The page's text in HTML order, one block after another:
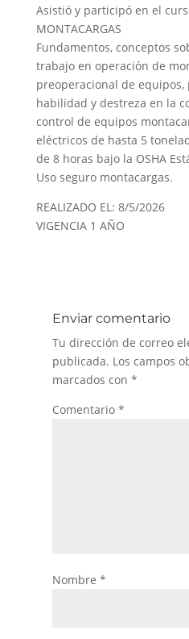
Asistió y participó en el
MONTACARGAS
Fundamentos, conceptos
trabajo en operación de
preoperacional de
habilidad y destreza en la
control de equipos
eléctricos de hasta 5
de 8 horas bajo la OSHA
Uso seguro montacargas.
REALIZADO EL: 8/5/2026
VIGENCIA 1 AÑO
Enviar comentario
Tu dirección de correo
publicada. Los campos
marcados con *
Comentario *
Nombre *